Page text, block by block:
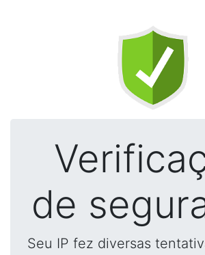
de
Seu IP fez diversas